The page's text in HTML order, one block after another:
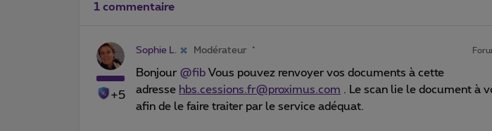
1 commentaire
+5
Sophie L. Modérateur
Bonjour @fib Vous pouvez renvoyer vos documents à cette
adresse hbs.cessions.fr@proximus.com . Le scan lie le document à
afin de le faire traiter par le service adéquat.